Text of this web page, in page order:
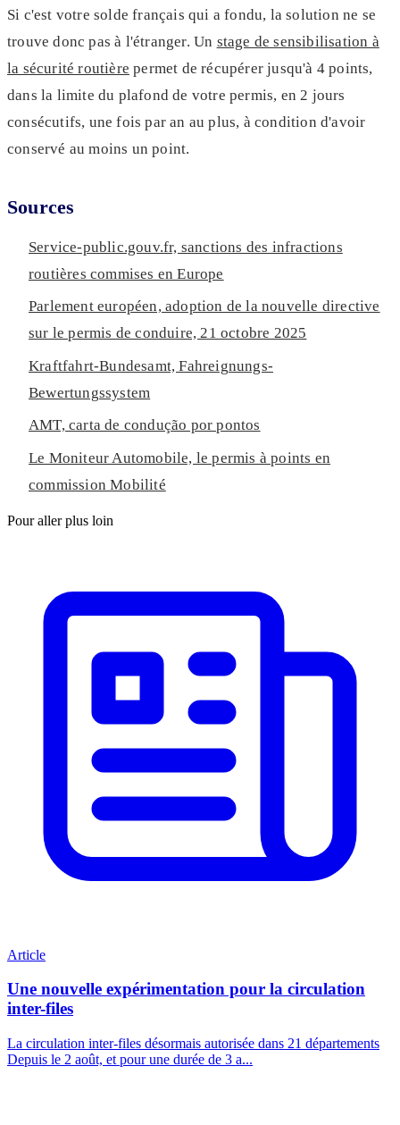
Si c'est votre solde français qui a fondu, la solution ne se
trouve donc pas à l'étranger. Un stage de sensibilisation à
la sécurité routière permet de récupérer jusqu'à 4 points,
dans la limite du plafond de votre permis, en 2 jours
consécutifs, une fois par an au plus, à condition d'avoir
conservé au moins un point.
Sources
Service-public.gouv.fr, sanctions des infractions
routières commises en Europe
Parlement européen, adoption de la nouvelle directive
sur le permis de conduire, 21 octobre 2025
Kraftfahrt-Bundesamt, Fahreignungs-
Bewertungssystem
AMT, carta de condução por pontos
Le Moniteur Automobile, le permis à points en
commission Mobilité
Pour aller plus loin
Article
Une nouvelle expérimentation pour la circulation
inter-files
La circulation inter-files désormais autorisée dans 21 départements
Depuis le 2 août, et pour une durée de 3 a...